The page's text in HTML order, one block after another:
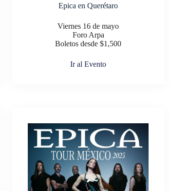
Epica en Querétaro
Viernes 16 de mayo
Foro Arpa
Boletos desde $1,500
Ir al Evento